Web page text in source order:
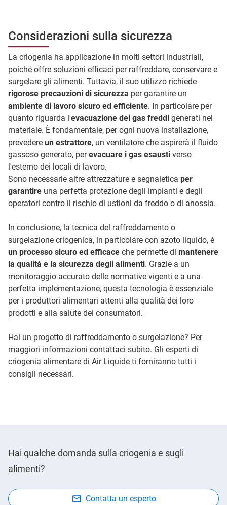
Considerazioni sulla sicurezza
La criogenia ha applicazione in molti settori industriali,
poiché offre soluzioni efficaci per raffreddare, conservare e
surgelare gli alimenti. Tuttavia, il suo utilizzo richiede
rigorose precauzioni di sicurezza per garantire un
ambiente di lavoro sicuro ed efficiente. In particolare per
quanto riguarda l'evacuazione dei gas freddi generati nel
materiale. È fondamentale, per ogni nuova installazione,
prevedere un estrattore, un ventilatore che aspirerà il fluido
gassoso generato, perevacuare i gas esausti verso
l'esterno dei locali di lavoro.
Sono necessarie altre attrezzature e segnaletica per
garantire una perfetta protezione degli impianti e degli
operatori contro il rischio di ustioni da freddo o di anossia.
In conclusione, la tecnica del raffreddamento o
surgelazione criogenica, in particolare con azoto liquido, è
un processo sicuro ed efficace che permette di mantenere
la qualità e la sicurezza degli alimenti. Grazie a un
monitoraggio accurato delle normative vigenti e a una
perfetta implementazione, questa tecnologia è essenziale
per i produttori alimentari attenti alla qualità dei loro
prodotti e alla salute dei consumatori.
Hai un progetto di raffreddamento o surgelazione? Per
maggiori informazioni contattaci subito. Gli esperti di
criogenia alimentare di Air Liquide ti forniranno tutti i
consigli necessari.
Hai qualche domanda sulla criogenia e sugli
alimenti?
Contatta un esperto